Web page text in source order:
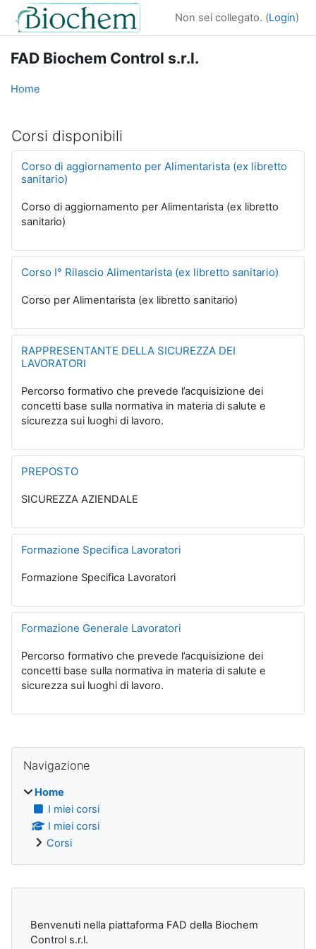
Vai al contenuto principale
Non sei collegato. (Login)
FAD Biochem Control s.r.l.
Home
Corsi disponibili
Corso di aggiornamento per Alimentarista (ex libretto
sanitario)
Corso di aggiornamento per Alimentarista (ex libretto
sanitario)
Corso I° Rilascio Alimentarista (ex libretto sanitario)
Corso per Alimentarista (ex libretto sanitario)
RAPPRESENTANTE DELLA SICUREZZA DEI
LAVORATORI
Percorso formativo che prevede l’acquisizione dei
concetti base sulla normativa in materia di salute e
sicurezza sui luoghi di lavoro.
PREPOSTO
SICUREZZA AZIENDALE
Formazione Specifica Lavoratori
Formazione Specifica Lavoratori
Formazione Generale Lavoratori
Percorso formativo che prevede l’acquisizione dei
concetti base sulla normativa in materia di salute e
sicurezza sui luoghi di lavoro.
Blocchi
Navigazione
Home
I miei corsi
I miei corsi
Corsi
Blocchi supplementari
Benvenuti nella piattaforma FAD della Biochem
Control s.r.l.